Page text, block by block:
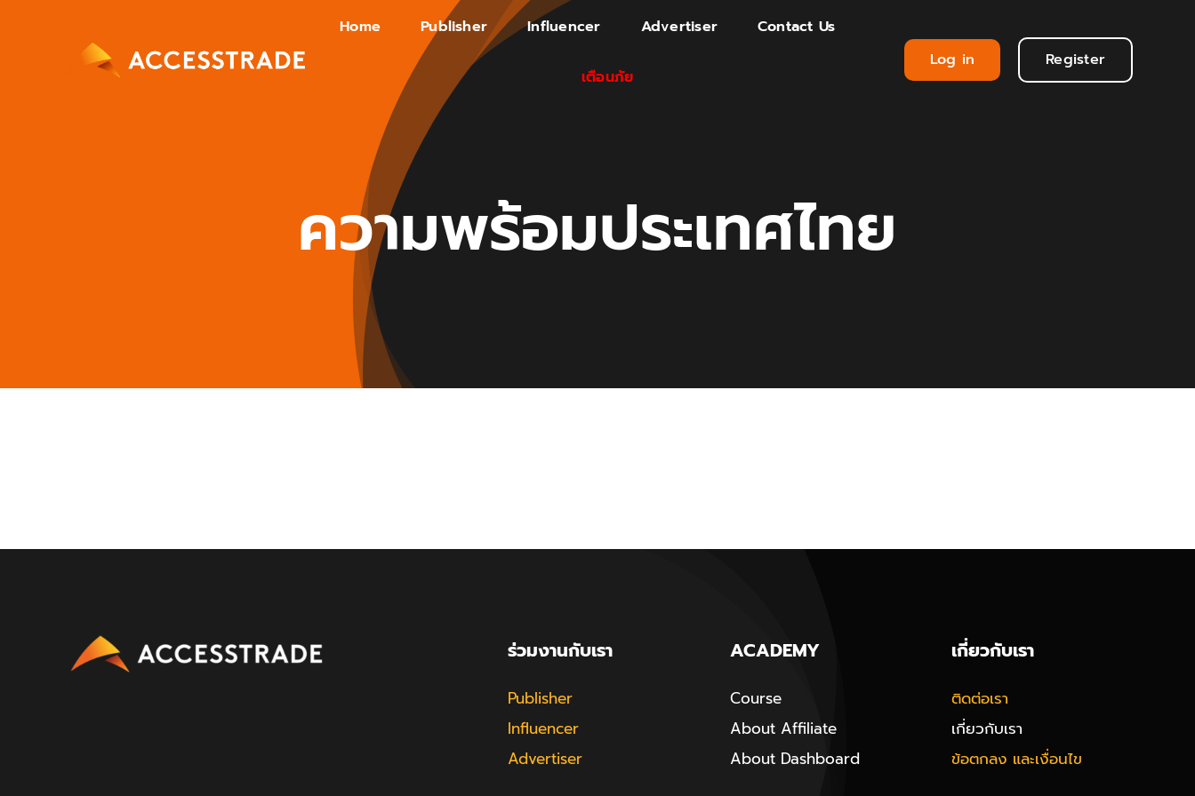
Home Publisher Influencer Advertiser Contact Us
เตือนภัย
Log in Register
ความพร้อมประเทศไทย
ร่วมงานกับเรา
Publisher
Influencer
Advertiser
ACADEMY
Course
About Affiliate
About Dashboard
เกี่ยวกับเรา
ติดต่อเรา
เกี่ยวกับเรา
ข้อตกลง และเงื่อนไข